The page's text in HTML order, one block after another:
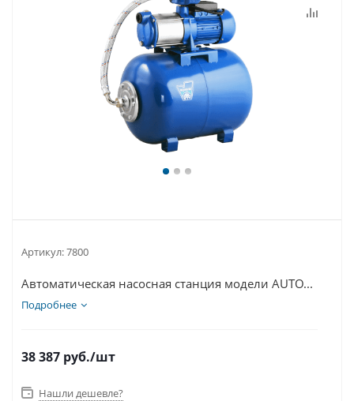
Артикул:7800
Автоматическая насосная станция модели AUTO...
Подробнее
38 387 руб./шт
Нашли дешевле?